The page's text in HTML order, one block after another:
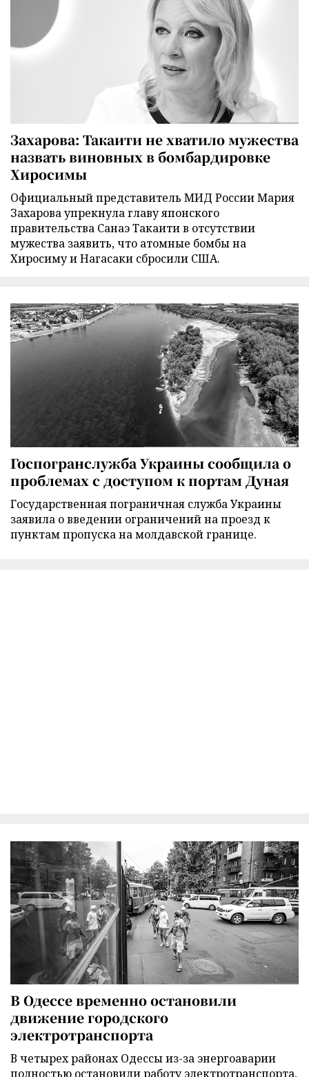
Захарова: Такаити не хватило мужества
назвать виновных в бомбардировке
Хиросимы
Официальный представитель МИД России Мария
Захарова упрекнула главу японского
правительства Санаэ Такаити в отсутствии
мужества заявить, что атомные бомбы на
Хиросиму и Нагасаки сбросили США.
Госпогранслужба Украины сообщила о
проблемах с доступом к портам Дуная
Государственная пограничная служба Украины
заявила о введении ограничений на проезд к
пунктам пропуска на молдавской границе.
В Одессе временно остановили
движение городского
электротранспорта
В четырех районах Одессы из-за энергоаварии
полностью остановили работу электротранспорта,